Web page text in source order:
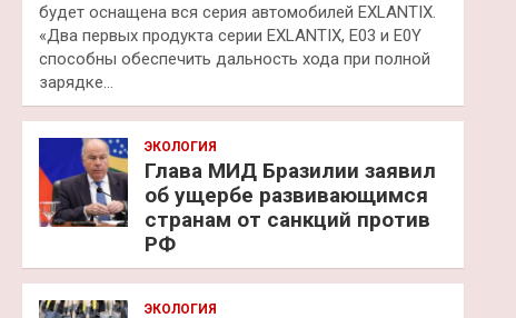
будет оснащена вся серия автомобилей EXLANTIX.
«Два первых продукта серии EXLANTIX, E03 и E0Y
способны обеспечить дальность хода при полной
зарядке…
ЭКОЛОГИЯ
Глава МИД Бразилии заявил
об ущербе развивающимся
странам от санкций против
РФ
ЭКОЛОГИЯ